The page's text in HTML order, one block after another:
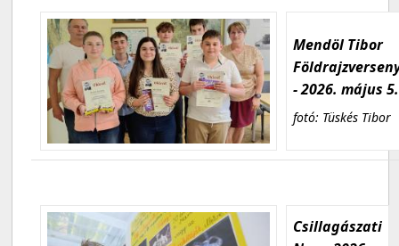
Mendöl Tibor
- 2026. május 5.
fotó: Tüskés Tibor
Csillagászati